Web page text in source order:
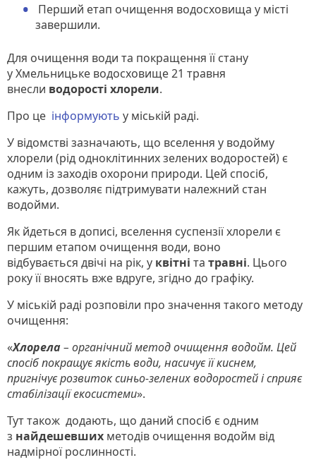
Перший етап очищення водосховища у місті
завершили.
Для очищення води та покращення її стану
у Хмельницьке водосховище 21 травня
внесли водорості хлорели.
Про це інформують у міській раді.
У відомстві зазначають, що вселення у водойму
хлорели (рід одноклітинних зелених водоростей) є
одним із заходів охорони природи. Цей спосіб,
кажуть, дозволяє підтримувати належний стан
водойми.
Як йдеться в дописі, вселення суспензії хлорели є
першим етапом очищення води, воно
відбувається двічі на рік, у квітні та травні. Цього
року її вносять вже вдруге, згідно до графіку.
У міській раді розповіли про значення такого методу
очищення:
«Хлорела– органічний метод очищення водойм. Цей
спосіб покращує якість води, насичує її киснем,
пригнічує розвиток синьо-зелених водоростей і сприяє
стабілізації екосистеми».
Тут також додають, що даний спосіб є одним
з найдешевших методів очищення водойм від
надмірної рослинності.